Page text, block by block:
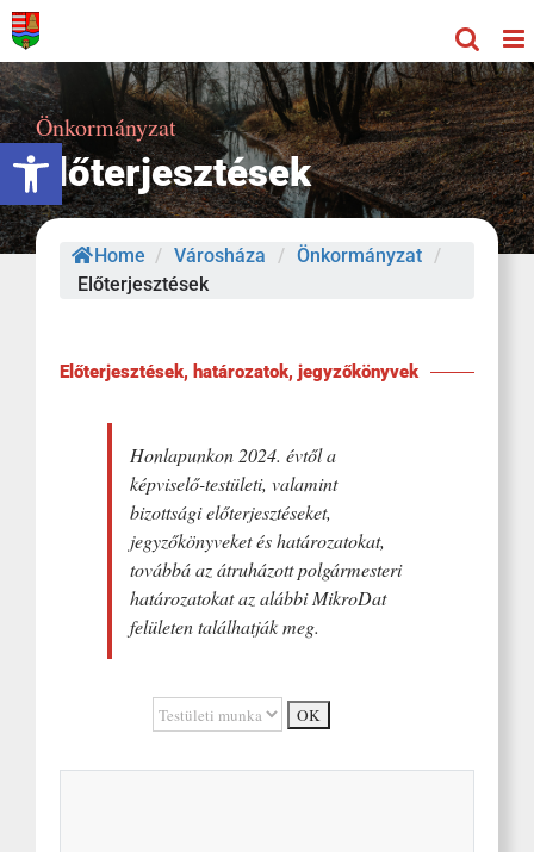
Eszköztár megnyitása
Kihagyás
Önkormányzat
Előterjesztések
Home / Városháza / Önkormányzat /
Előterjesztések
Előterjesztések, határozatok, jegyzőkönyvek
Honlapunkon 2024. évtől a
képviselő-testületi, valamint
bizottsági előterjesztéseket,
jegyzőkönyveket és határozatokat,
továbbá az átruházott polgármesteri
határozatokat az alábbi MikroDat
felületen találhatják meg.